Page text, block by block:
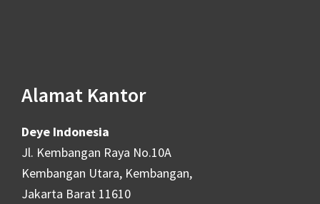
Alamat Kantor
Deye Indonesia
Jl. Kembangan Raya No.10A
Kembangan Utara, Kembangan,
Jakarta Barat 11610